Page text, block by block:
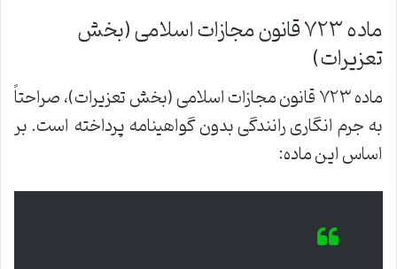
ماده ۷۲۳ قانون مجازات اسلامی (بخش
تعزیرات)
ماده ۷۲۳ قانون مجازات اسلامی (بخش تعزیرات)، صراحتاً
به جرم انگاری رانندگی بدون گواهینامه پرداخته است. بر
اساس این ماده: